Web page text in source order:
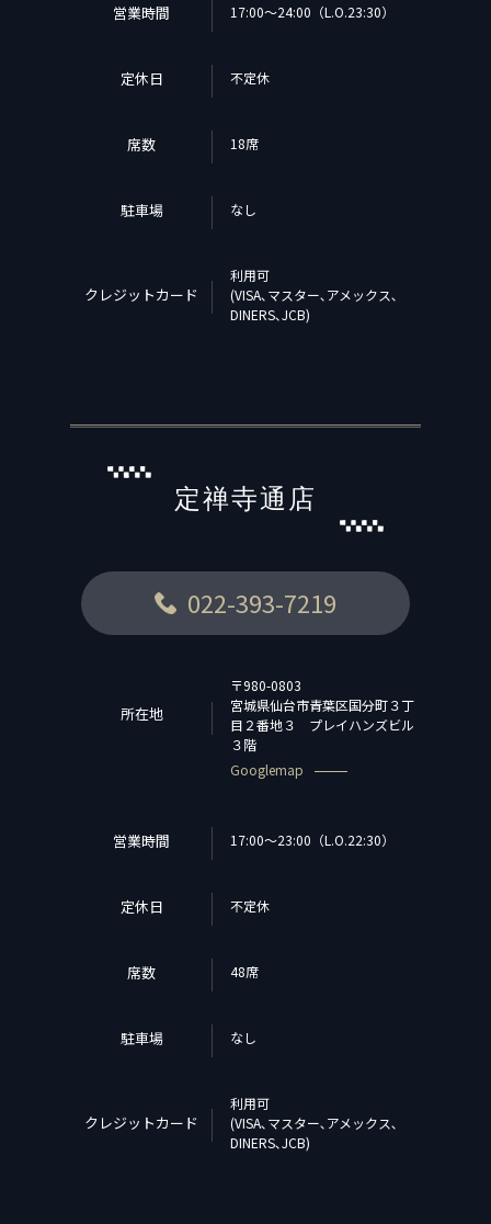
営業時間 17:00～24:00（L.O.23:30）
定休日 不定休
席数 18席
駐車場 なし
クレジットカード
利用可
(VISA､マスター､アメックス､
DINERS､JCB)
定禅寺通店
022-393-7219
所在地
〒980-0803
宮城県仙台市青葉区国分町３丁
目２番地３ プレイハンズビル
３階
Googlemap
営業時間 17:00～23:00（L.O.22:30）
定休日 不定休
席数 48席
駐車場 なし
クレジットカード
利用可
(VISA､マスター､アメックス､
DINERS､JCB)